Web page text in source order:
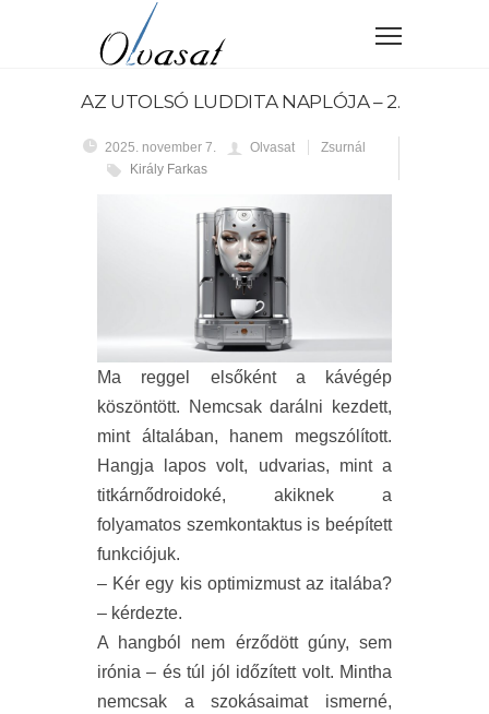
AZ UTOLSÓ LUDDITA NAPLÓJA – 2.
2025. november 7. Olvasat
Zsurnál
Király Farkas
Ma reggel elsőként a kávégép
köszöntött. Nemcsak darálni kezdett,
mint általában, hanem megszólított.
Hangja lapos volt, udvarias, mint a
titkárnődroidoké, akiknek a
folyamatos szemkontaktus is beépített
funkciójuk.
– Kér egy kis optimizmust az italába?
– kérdezte.
A hangból nem érződött gúny, sem
irónia – és túl jól időzített volt. Mintha
nemcsak a szokásaimat ismerné,